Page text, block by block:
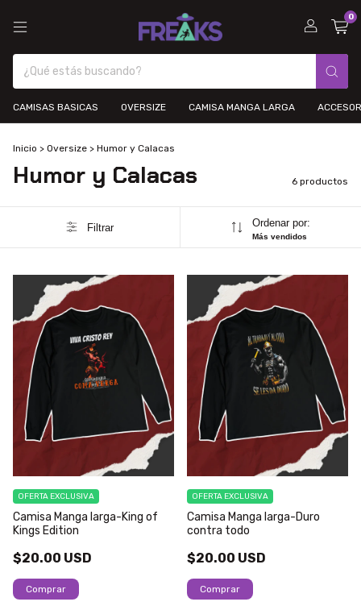
0
CAMISAS BASICAS OVERSIZE CAMISA MANGA LARGA
Inicio > Oversize > Humor y Calacas
Humor y Calacas 6 productos
Filtrar Ordenar por:
Más vendidos
Camisa Manga larga-King of
Kings Edition
$20.00 USD
OFERTA EXCLUSIVA
Comprar
Camisa Manga larga-Duro
contra todo
$20.00 USD
OFERTA EXCLUSIVA
Comprar